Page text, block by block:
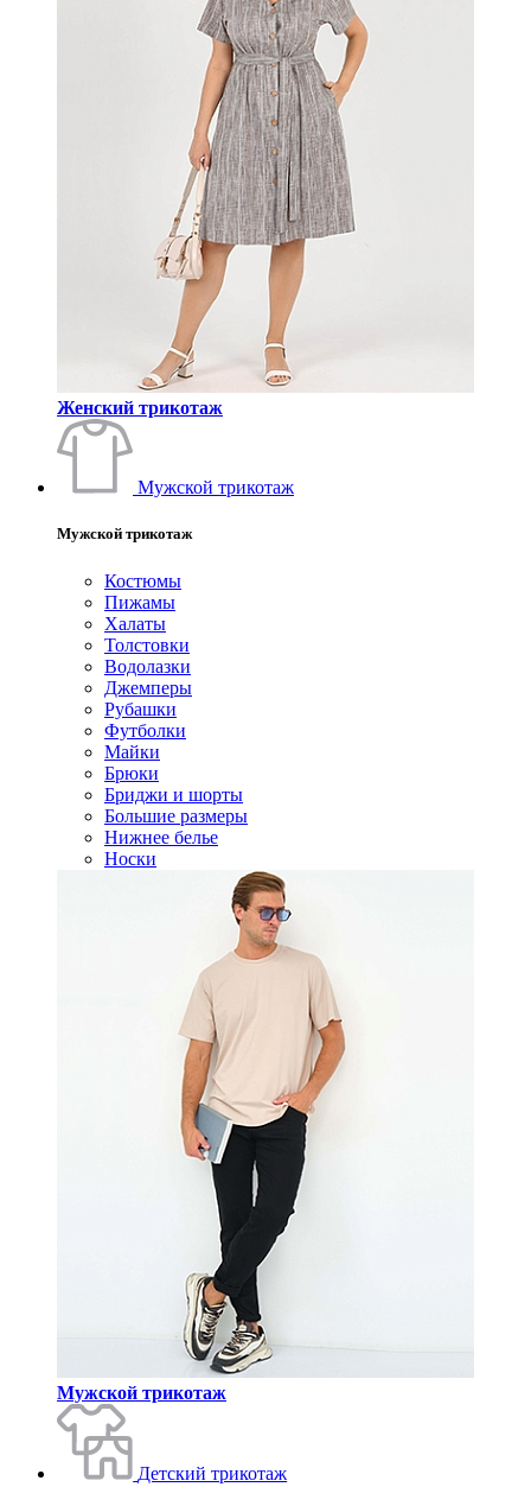
Женский трикотаж
Мужской трикотаж
Мужской трикотаж
Костюмы
Пижамы
Халаты
Толстовки
Водолазки
Джемперы
Рубашки
Футболки
Майки
Брюки
Бриджи и шорты
Большие размеры
Нижнее белье
Носки
Мужской трикотаж
Детский трикотаж